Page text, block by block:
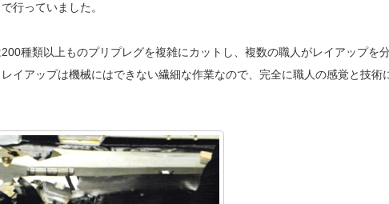
行っていました。
種類以上ものプリプレグを複雑にカットし、複数の職人がレイアップを
イアップは機械にはできない繊細な作業なので、完全に職人の感覚と技術